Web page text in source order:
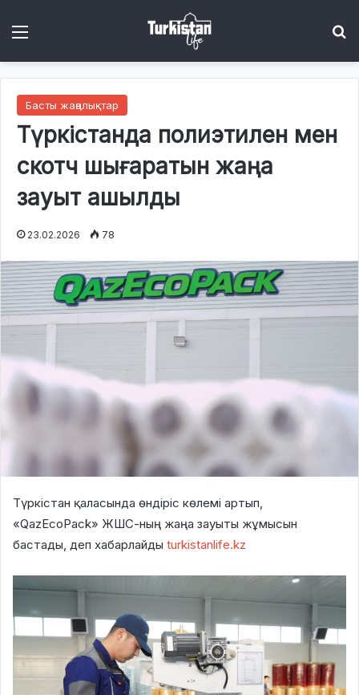
Басты жаңалықтар
Түркістанда полиэтилен мен
скотч шығаратын жаңа
зауыт ашылды
23.02.2026 78
Түркістан қаласында өндіріс көлемі артып,
«QazEcoPack» ЖШС-ның жаңа зауыты жұмысын
бастады, деп хабарлайды turkistanlife.kz